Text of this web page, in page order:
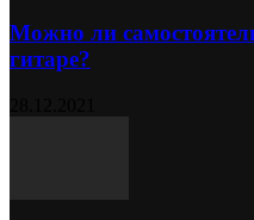
Можно ли
гитаре?